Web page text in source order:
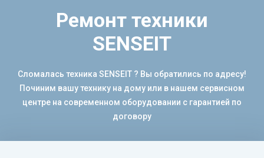
Ремонт техники
SENSEIT
Сломалась техника SENSEIT ? Вы обратились по адресу!
Починим вашу технику на дому или в нашем сервисном
центре на современном оборудовании с гарантией по
договору